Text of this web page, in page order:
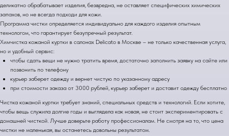
деликатно обрабатывает изделия, безвредна, не оставляет специфических химических
запахов, но не всегда подходи для кожи.
Программа чистки определяется индивидуально для каждого изделия опытным
технологом, что гарантирует безупречный результат.
Химчистка кожаной куртки в салонах Delicato в Москве – не только качественная услуга,
но и удобный сервис:
чтобы сдать вещи не нужно тратить время, достаточно заполнить заявку на сайте или
позвонить по телефону
курьер заберет одежду и вернет чистую по указанному адресу
при стоимости заказа от 3000 рублей, курьер заберет и доставит одежду бесплатно
Чистка кожаной куртки требует знаний, специальных средств и технологий. Если хотите,
чтобы вещь служила долгие годы и выглядела как новая, не стоит экспериментировать с
домашней чисткой. Лучше доверьте работу профессионалам. Не смотря на то, что цена
чистки не маленькая, вы останетесь довольны результатом.